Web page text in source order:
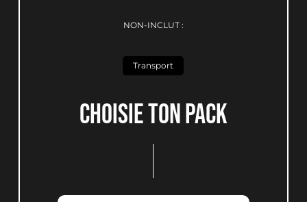
NON-INCLUT :
Transport
Choisie ton pack